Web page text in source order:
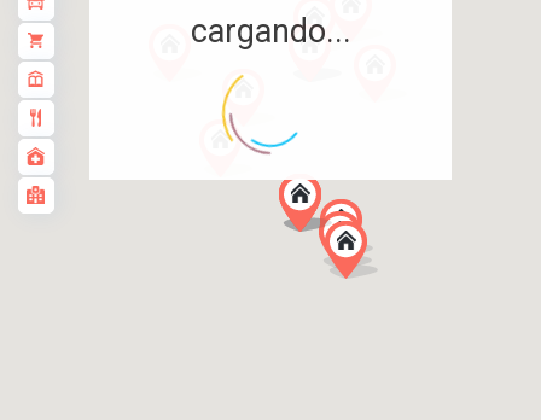
cargando...